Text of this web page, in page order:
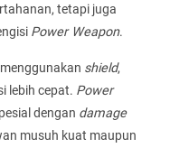
tetapi juga
Power Weapon.
shield,
lebih cepat. Power
dengan damage
musuh kuat maupun